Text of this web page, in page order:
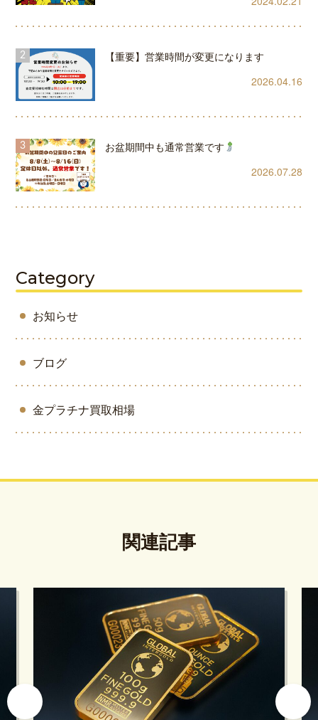
【重要】営業時間が変更になります
2026.04.16
お盆期間中も通常営業です
2026.07.28
Category
お知らせ
ブログ
金プラチナ買取相場
関連記事